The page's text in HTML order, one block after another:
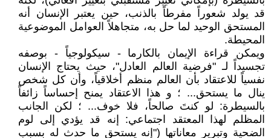
قد يولد شعوراً مفرطاً بالذنب، حين يعتبر الإنسان أنه
المستحق الوحيد لما حل به، متجاهلاً العوامل الموضوعية
المحيطة.
ويمكن قراءة الإيمان بالكارما - سيكولوجياً - بوصفه
تجسيداً لـ "فرضية العالم العادل"، حيث يحتاج الإنسان
نفسياً للاعتقاد بأن العالم منظم أخلاقياً، وأن كل شخص
ينال ما يستحق... ؛ و هذا الاعتقاد يمنح إحساساً زائفاً
بالسيطرة: لو كنتَ صالحاً، فلا خوف... ؛ لكن الجانب
المظلم لهذا المعتقد اجتماعي: إنه قد يؤدي إلى لوم
الضحية وتبرير معاناتها ("إنه يستحق ما حدث له بسبب